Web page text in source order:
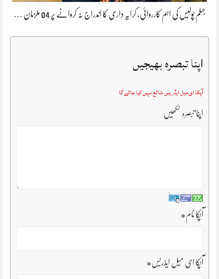
جہلم پولیس کی اہم کارروائی، کرایہ داری کا اندراج نہ کروانے پر 04 ملزمان …
اپنا تبصرہ بھیجیں
آپکا ای میل ایڈریس شائع نہیں کیا جائے گا
اپنا تبصرہ لکھیں
آپکا نام*
آپکا ای میل ایڈریس*